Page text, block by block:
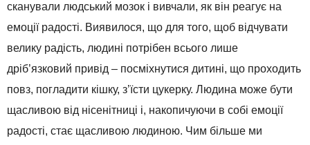
сканували людський мозок і вивчали, як він реагує на
емоції радості. Виявилося, що для того, щоб відчувати
велику радість, людині потрібен всього лише
дріб’язковий привід – посміхнутися дитині, що проходить
повз, погладити кішку, з’їсти цукерку. Людина може бути
щасливою від нісенітниці і, накопичуючи в собі емоції
радості, стає щасливою людиною. Чим більше ми